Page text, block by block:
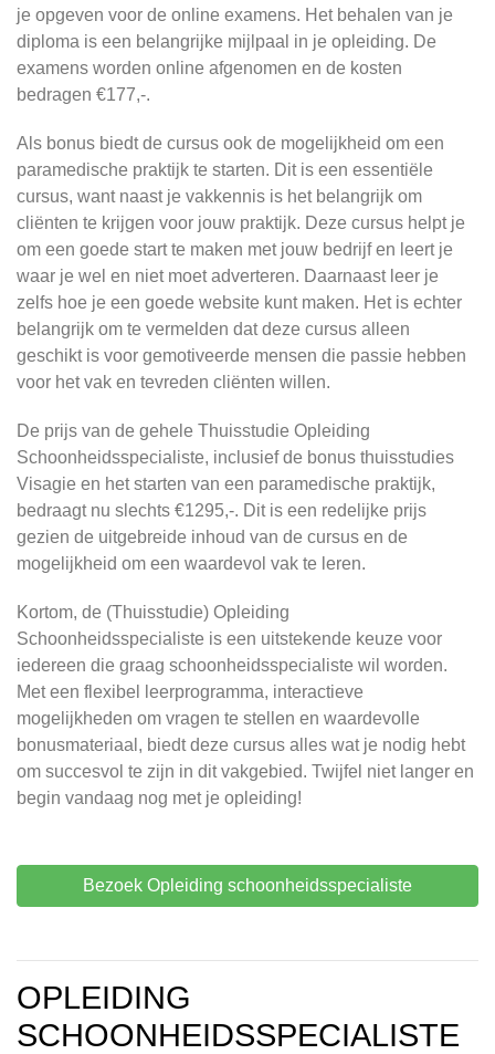
je opgeven voor de online examens. Het behalen van je
diploma is een belangrijke mijlpaal in je opleiding. De
examens worden online afgenomen en de kosten
bedragen €177,-.
Als bonus biedt de cursus ook de mogelijkheid om een
paramedische praktijk te starten. Dit is een essentiële
cursus, want naast je vakkennis is het belangrijk om
cliënten te krijgen voor jouw praktijk. Deze cursus helpt je
om een goede start te maken met jouw bedrijf en leert je
waar je wel en niet moet adverteren. Daarnaast leer je
zelfs hoe je een goede website kunt maken. Het is echter
belangrijk om te vermelden dat deze cursus alleen
geschikt is voor gemotiveerde mensen die passie hebben
voor het vak en tevreden cliënten willen.
De prijs van de gehele Thuisstudie Opleiding
Schoonheidsspecialiste, inclusief de bonus thuisstudies
Visagie en het starten van een paramedische praktijk,
bedraagt nu slechts €1295,-. Dit is een redelijke prijs
gezien de uitgebreide inhoud van de cursus en de
mogelijkheid om een waardevol vak te leren.
Kortom, de (Thuisstudie) Opleiding
Schoonheidsspecialiste is een uitstekende keuze voor
iedereen die graag schoonheidsspecialiste wil worden.
Met een flexibel leerprogramma, interactieve
mogelijkheden om vragen te stellen en waardevolle
bonusmateriaal, biedt deze cursus alles wat je nodig hebt
om succesvol te zijn in dit vakgebied. Twijfel niet langer en
begin vandaag nog met je opleiding!
Bezoek Opleiding schoonheidsspecialiste
OPLEIDING
SCHOONHEIDSSPECIALISTE